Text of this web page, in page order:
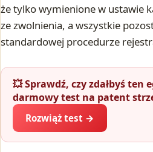
że tylko wymienione w ustawie
ze zwolnienia, a wszystkie
standardowej procedurze
💥 Sprawdź, czy zdałbyś
darmowy test na patent
Rozwiąż test →